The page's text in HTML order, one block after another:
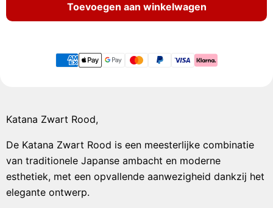
Toevoegen aan winkelwagen
Katana Zwart Rood,
De Katana Zwart Rood is een meesterlijke combinatie
van traditionele Japanse ambacht en moderne
esthetiek, met een opvallende aanwezigheid dankzij het
elegante ontwerp.